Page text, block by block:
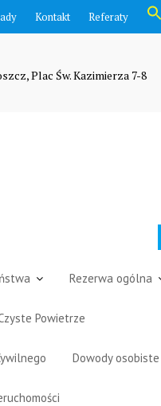
Kontakt Referaty
Plac Św. Kazimierza 7-8
Rezerwa ogólna
Powietrze
Dowody osobiste